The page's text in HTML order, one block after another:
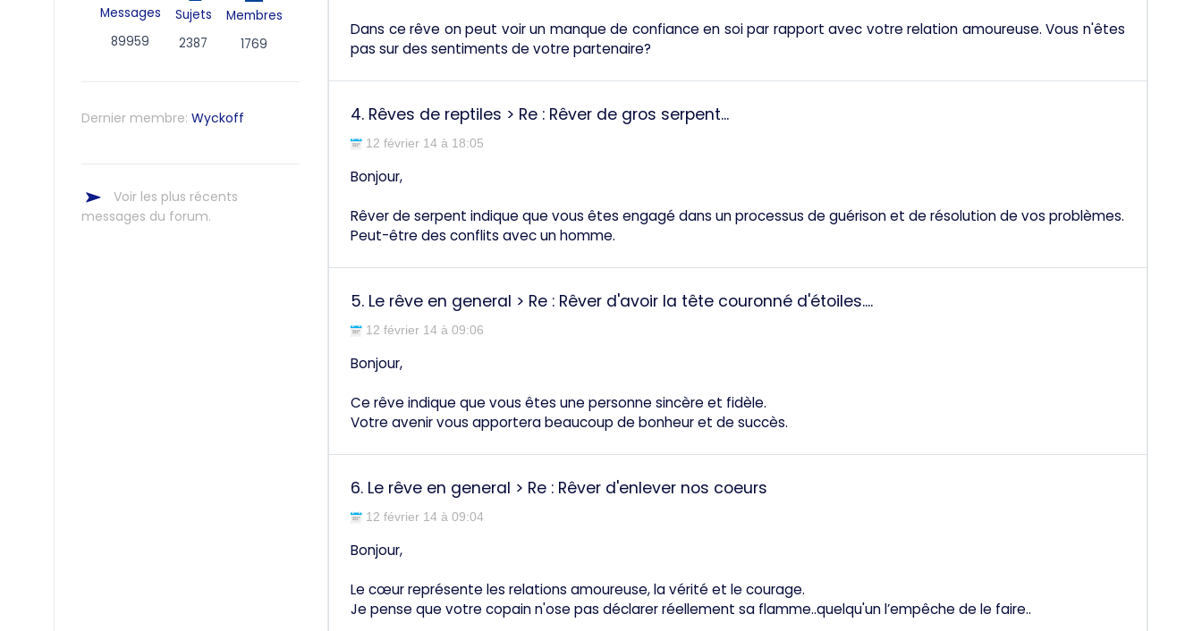
Messages
89959
Sujets
2387
Membres
1769
Dernier membre: Wyckoff
Voir les plus récents
messages du forum.
Dans ce rêve on peut voir un manque de confiance en soi par rapport avec votre relation amoureuse. Vous n'êtes
pas sur des sentiments de votre partenaire?
4. Rêves de reptiles > Re : Rêver de gros serpent...
12 février 14 à 18:05
Bonjour,
Rêver de serpent indique que vous êtes engagé dans un processus de guérison et de résolution de vos problèmes.
Peut-être des conflits avec un homme.
5. Le rêve en general > Re : Rêver d'avoir la tête couronné d'étoiles....
12 février 14 à 09:06
Bonjour,
Ce rêve indique que vous êtes une personne sincère et fidèle.
Votre avenir vous apportera beaucoup de bonheur et de succès.
6. Le rêve en general > Re : Rêver d'enlever nos coeurs
12 février 14 à 09:04
Bonjour,
Le cœur représente les relations amoureuse, la vérité et le courage.
Je pense que votre copain n'ose pas déclarer réellement sa flamme..quelqu'un l’empêche de le faire..